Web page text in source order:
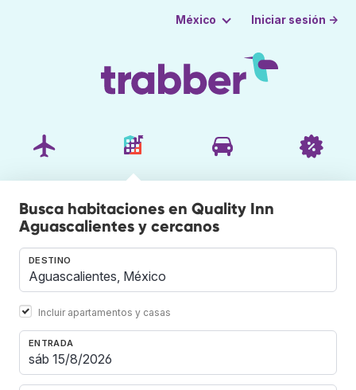
México Iniciar sesión →
Busca habitaciones en Quality Inn
Aguascalientes y cercanos
DESTINO
Incluir apartamentos y casas
ENTRADA